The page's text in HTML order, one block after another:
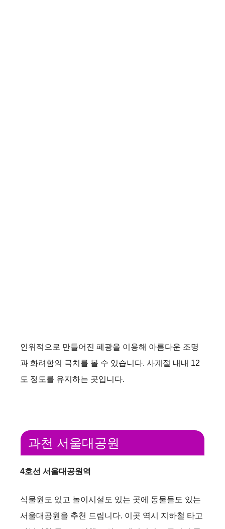
인위적으로 만들어진 폐광을 이용해 아름다운 조명
과 화려함의 극치를 볼 수 있습니다. 사계절 내내 12
도 정도를 유지하는 곳입니다.
과천 서울대공원
4호선 서울대공원역
식물원도 있고 놀이시설도 있는 곳에 동물들도 있는
서울대공원을 추천 드립니다. 이곳 역시 지하철 타고